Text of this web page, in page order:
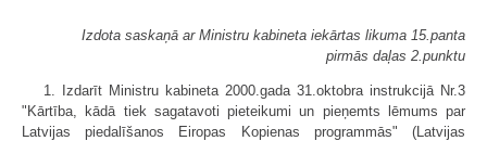
Izdota saskaņā ar Ministru kabineta iekārtas likuma 15.panta
pirmās daļas 2.punktu
1. Izdarīt Ministru kabineta 2000.gada 31.oktobra instrukcijā Nr.3
"Kārtība, kādā tiek sagatavoti pieteikumi un pieņemts lēmums par
Latvijas piedalīšanos Eiropas Kopienas programmās" (Latvijas